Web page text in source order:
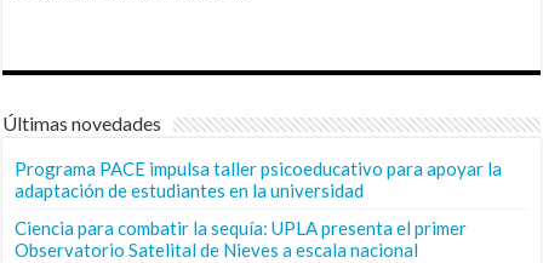
Últimas novedades
Programa PACE impulsa taller psicoeducativo para apoyar la
adaptación de estudiantes en la universidad
Ciencia para combatir la sequía: UPLA presenta el primer
Observatorio Satelital de Nieves a escala nacional